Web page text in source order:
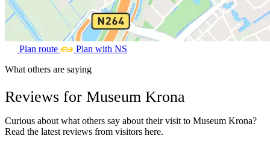
Plan route
Plan with NS
What others are saying
Reviews for Museum Krona
Curious about what others say about their visit to Museum Krona?
Read the latest reviews from visitors here.